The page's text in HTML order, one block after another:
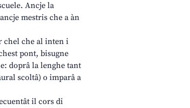
Ancje la
mestris che a àn
chel che al inten i
pont, bisugne
doprâ la lenghe tant
scoltâ) o imparâ a
il cors di